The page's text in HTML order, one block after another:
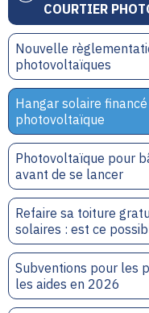
COURTIER
Nouvelle
photovoltaïques
Hangar solaire
photovoltaïque
Photovoltaïque pour
avant de se lancer
Refaire sa toiture
solaires : est ce
Subventions pour les
les aides en 2026